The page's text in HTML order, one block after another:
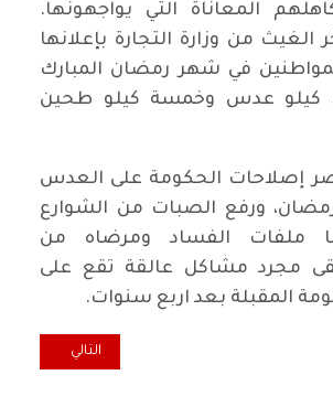
المعاناة التي يواجهونها.
الغيث من وزارة التجارة بإعلانها
في شهر رمضان المبارك
كيلو عدس وخمسة كيلو طحين
إصلاحات الحكومة على العدس
ورفع الصبات من الشوارع
ملفات الفساد ومرضاه من
مجرد مشاكل عالقة تقع على
المقبلة بعد اربع سنوات.
العالم وين .. العراق وين! المقال التالي:
التالي